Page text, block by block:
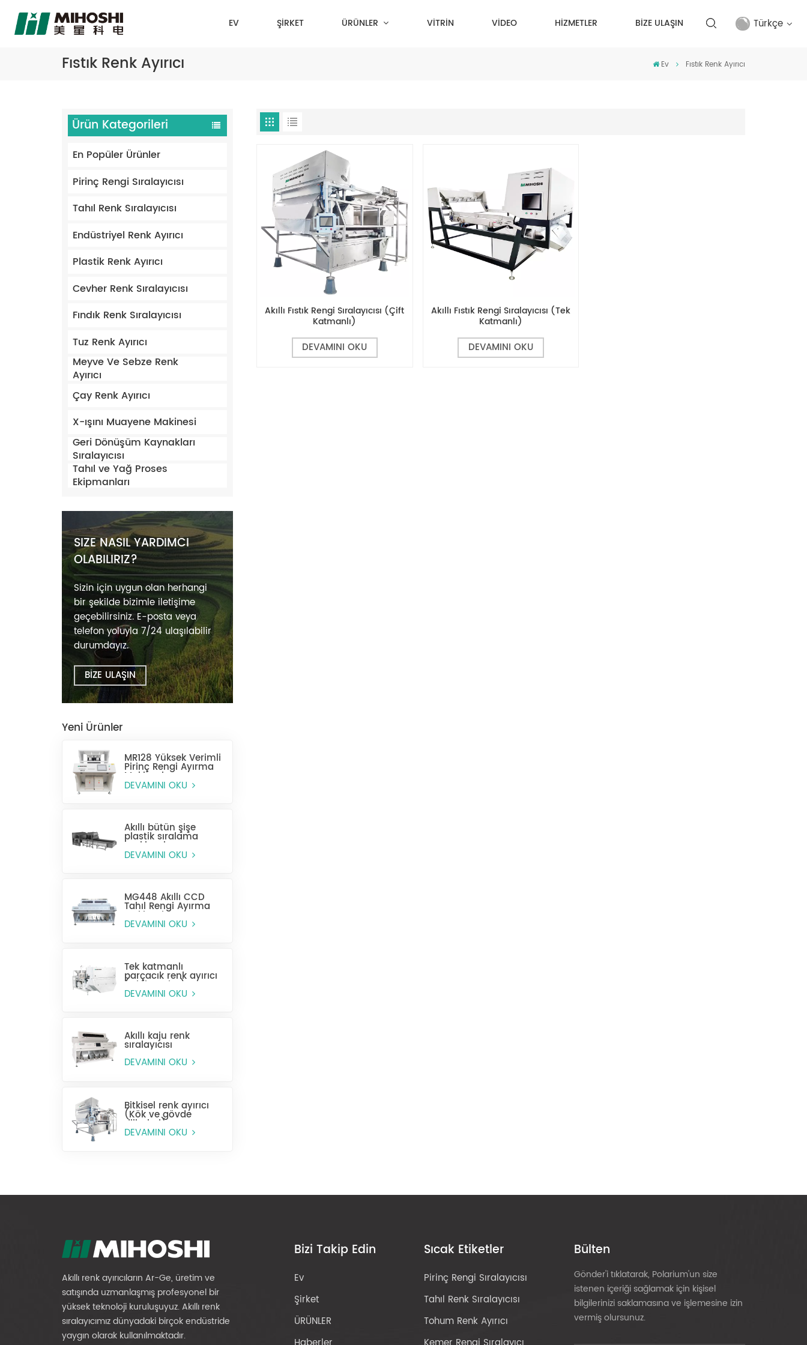
EV ŞİRKET ÜRÜNLER VİTRİN VİDEO HİZMETLER BİZE ULAŞIN Türkçe
Fıstık Renk Ayırıcı Ev Fıstık Renk Ayırıcı
Ürün Kategorileri
En Popüler Ürünler
Pirinç Rengi Sıralayıcısı
Tahıl Renk Sıralayıcısı
Endüstriyel Renk Ayırıcı
Plastik Renk Ayırıcı
Cevher Renk Sıralayıcısı
Fındık Renk Sıralayıcısı
Tuz Renk Ayırıcı
Meyve Ve Sebze Renk
Ayırıcı
Çay Renk Ayırıcı
X-ışını Muayene Makinesi
Geri Dönüşüm Kaynakları
Sıralayıcısı
Tahıl ve Yağ Proses
Ekipmanları
SIZE NASIL YARDIMCI
OLABILIRIZ?
Sizin için uygun olan herhangi
bir şekilde bizimle iletişime
geçebilirsiniz. E-posta veya
telefon yoluyla 7/24 ulaşılabilir
durumdayız.
BİZE ULAŞIN
Yeni Ürünler
MR128 Yüksek Verimli
Pirinç Rengi Ayırma
Makinesi
DEVAMINI OKU
Akıllı bütün şişe
plastik sıralama
makinesi
DEVAMINI OKU
MG448 Akıllı CCD
Tahıl Rengi Ayırma
Makinesi
DEVAMINI OKU
Tek katmanlı
parçacık renk ayırıcı
(ıslak seçim)
DEVAMINI OKU
Akıllı kaju renk
sıralayıcısı
DEVAMINI OKU
Bitkisel renk ayırıcı
(Kök ve gövde
dilimleri)
DEVAMINI OKU
Akıllı Fıstık Rengi Sıralayıcısı (Çift
Katmanlı)
DEVAMINI OKU
Akıllı Fıstık Rengi Sıralayıcısı (Tek
Katmanlı)
DEVAMINI OKU
Akıllı renk ayırıcıların Ar-Ge, üretim ve
satışında uzmanlaşmış profesyonel bir
yüksek teknoloji kuruluşuyuz. Akıllı renk
sıralayıcımız dünyadaki birçok endüstride
yaygın olarak kullanılmaktadır.
Bizi Takip Edin
Ev
Şirket
ÜRÜNLER
Sıcak Etiketler
Pirinç Rengi Sıralayıcısı
Tahıl Renk Sıralayıcısı
Tohum Renk Ayırıcı
Bülten
Gönder'i tıklatarak, Polarium'un size
istenen içeriği sağlamak için kişisel
bilgilerinizi saklamasına ve işlemesine izin
vermiş olursunuz.